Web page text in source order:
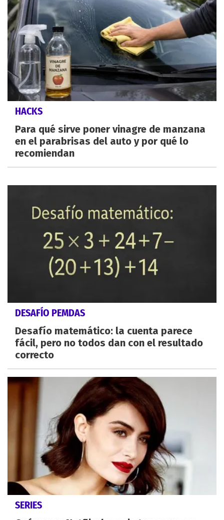
HACKS
Para qué sirve poner vinagre de manzana
en el parabrisas del auto y por qué lo
recomiendan
DESAFÍO PEMDAS
Desafío matemático: la cuenta parece
fácil, pero no todos dan con el resultado
correcto
SERIES